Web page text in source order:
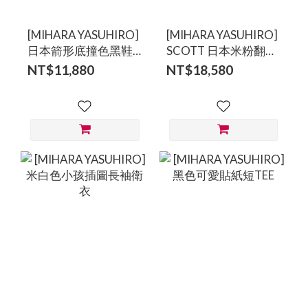
[MIHARA YASUHIRO]
日本箭形底撞色黑鞋
跟白色休閒溶解鞋-男
NT$11,880
[MIHARA YASUHIRO]
SCOTT 日本米粉翻蓋
式鞋舌厚底跑步溶解
NT$18,580